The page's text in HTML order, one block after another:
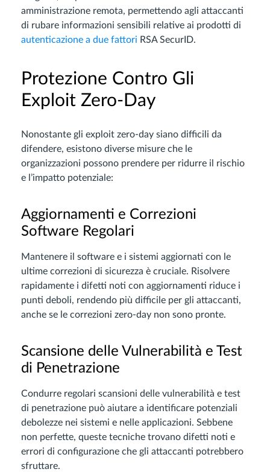
amministrazione remota, permettendo agli attaccanti
di rubare informazioni sensibili relative ai prodotti di
autenticazione a due fattori RSA SecurID.
Protezione Contro Gli
Exploit Zero-Day
Nonostante gli exploit zero-day siano difficili da
difendere, esistono diverse misure che le
organizzazioni possono prendere per ridurre il rischio
e l’impatto potenziale:
Aggiornamenti e Correzioni
Software Regolari
Mantenere il software e i sistemi aggiornati con le
ultime correzioni di sicurezza è cruciale. Risolvere
rapidamente i difetti noti con aggiornamenti riduce i
punti deboli, rendendo più difficile per gli attaccanti,
anche se le correzioni zero-day non sono pronte.
Scansione delle Vulnerabilità e Test
di Penetrazione
Condurre regolari scansioni delle vulnerabilità e test
di penetrazione può aiutare a identificare potenziali
debolezze nei sistemi e nelle applicazioni. Sebbene
non perfette, queste tecniche trovano difetti noti e
errori di configurazione che gli attaccanti potrebbero
sfruttare.